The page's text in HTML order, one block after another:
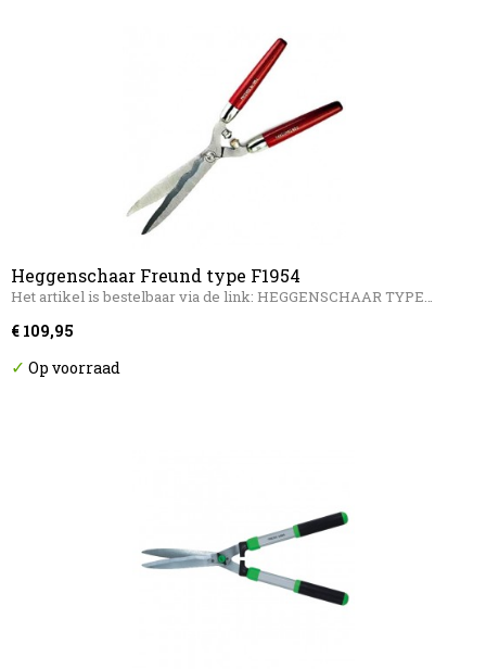
Heggenschaar Freund type F1954
Het artikel is bestelbaar via de link: HEGGENSCHAAR TYPE…
€ 109,95
✓ Op voorraad